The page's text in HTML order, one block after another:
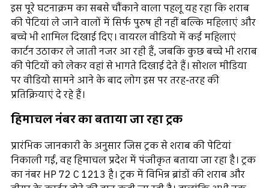
इस पूरे घटनाक्रम का सबसे चौंकाने वाला पहलू यह रहा कि शराब
की पेटियां ले जाने वालों में सिर्फ पुरुष ही नहीं बल्कि महिलाएं और
बच्चे भी शामिल दिखाई दिए। वायरल वीडियो में कई महिलाएं
कार्टन उठाकर ले जाती नजर आ रही हैं, जबकि कुछ बच्चे भी शराब
की पेटियों को लेकर वहां से भागते दिखाई देते हैं। सोशल मीडिया
पर वीडियो सामने आने के बाद लोग इस पर तरह-तरह की
प्रतिक्रियाएं दे रहे हैं।
हिमाचल नंबर का बताया जा रहा ट्रक
प्रारंभिक जानकारी के अनुसार जिस ट्रक से शराब की पेटियां
निकाली गईं, वह हिमाचल प्रदेश में पंजीकृत बताया जा रहा है। ट्रक
का नंबर HP 72 C 1213 है। ट्रक में विभिन्न ब्रांडों की शराब और